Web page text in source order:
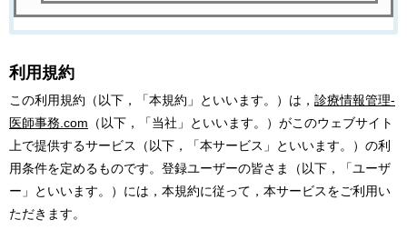
利用規約
この利用規約（以下，「本規約」といいます。）は， 診療情報管理-
医師事務.com （以下，「当社」といいます。）がこのウェブサイト
上で提供するサービス（以下，「本サービス」といいます。）の利
用条件を定めるものです。登録ユーザーの皆さま（以下，「ユーザ
ー」といいます。）には，本規約に従って，本サービスをご利用い
ただきます。